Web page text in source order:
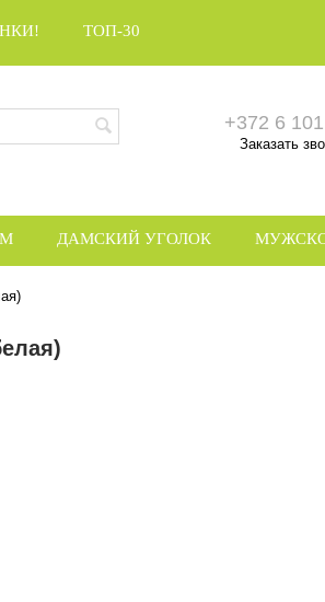
ТОП-30
+372 6
Заказать
ДАМСКИЙ УГОЛОК